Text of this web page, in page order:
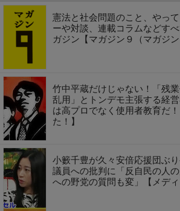
憲法と社会問題のこと、やっ
ーや対談、連載コラムなどす
ガジン【マガジン９（マガジン
竹中平蔵だけじゃない！「残
乱用」とトンデモ主張する経
は高プロでなく使用者教育だ
た！】
小籔千豊が久々安倍応援団ぶ
議員への批判に「反自民の人
への野党の質問も変」【メディ